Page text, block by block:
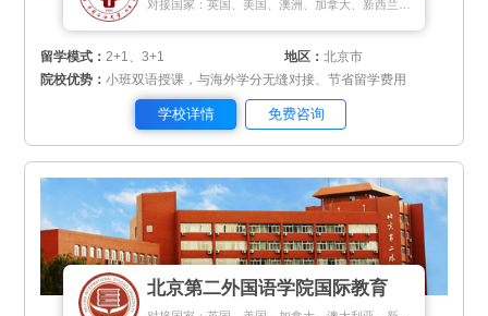
留学模式：2+1、3+1 地区：北京市
院校优势：小班双语授课，与海外学分无缝对接、节省留学费用
学校详情 免费咨询
北京第二外国语学院国际教育